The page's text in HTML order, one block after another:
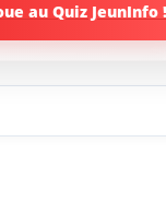
au Quiz JeunInfo !